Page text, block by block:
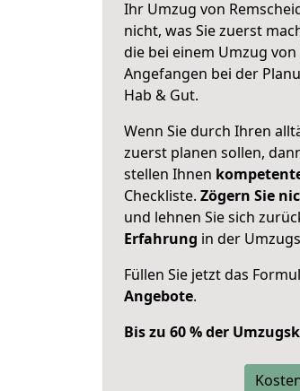
Ihr Umzug von
nicht, was Sie zuerst
die bei einem Umzug
Angefangen bei der
Hab & Gut.
Wenn Sie durch Ihren
zuerst planen sollen,
stellen Ihnen
Checkliste. Zögern Sie
und lehnen Sie sich
Erfahrung in der
Füllen Sie jetzt das
Angebote.
Bis zu 60 % der